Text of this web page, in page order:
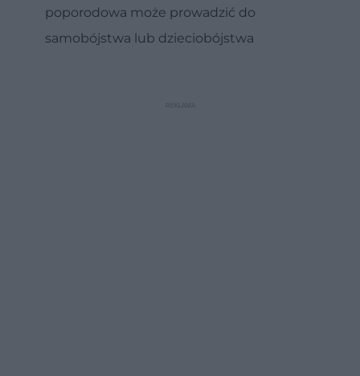
poporodowa może prowadzić do
samobójstwa lub dzieciobójstwa